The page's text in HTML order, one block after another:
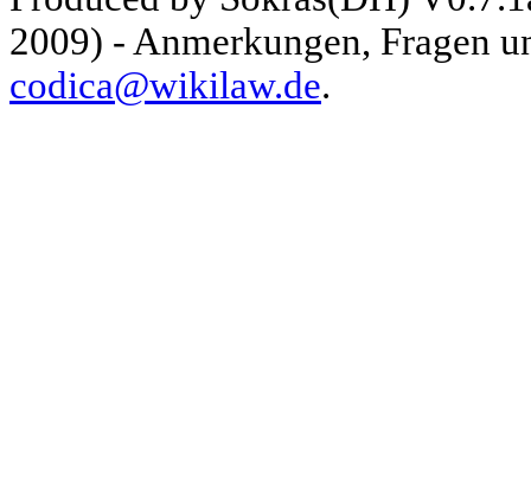
2009) - Anmerkungen, Fragen
codica@wikilaw.de.